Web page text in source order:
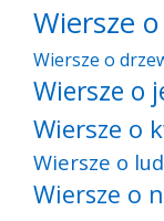
Wiersze
Wiersze o
Wiersze o
Wiersze o
Wiersze o
Wiersze o